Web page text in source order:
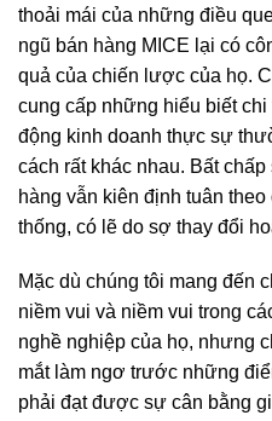
thoải mái của những điều
ngũ bán hàng MICE lại có
quả của chiến lược của họ.
cung cấp những hiểu biết
động kinh doanh thực sự
cách rất khác nhau. Bất
hàng vẫn kiên định tuân
thống, có lẽ do sợ thay đổi
Mặc dù chúng tôi mang đến
niềm vui và niềm vui trong
nghề nghiệp của họ, nhưng
mắt làm ngơ trước những
phải đạt được sự cân bằng